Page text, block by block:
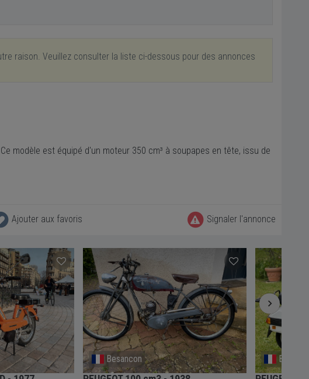
raison. Veuillez consulter la liste ci-dessous pour des annonces
modèle est équipé d'un moteur 350 cm³ à soupapes en tête, issu de
Ajouter aux favoris
Signaler l'annonce
Besancon